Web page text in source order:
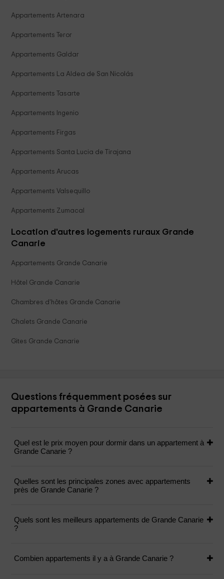
Appartements Artenara
Appartements Teror
Appartements Galdar
Appartements La Aldea de San Nicolás
Appartements Tasarte
Appartements Ingenio
Appartements Firgas
Appartements Santa Lucia de Tirajana
Appartements Arucas
Appartements Valsequillo
Appartements Zumacal
Location d'autres logements ruraux Grande
Canarie
Appartements Grande Canarie
Hôtel Grande Canarie
Chambres d'hôtes Grande Canarie
Chalets Grande Canarie
Gites Grande Canarie
Questions fréquemment posées sur
appartements à Grande Canarie
Quel est le prix moyen pour dormir dans un appartement à
Grande Canarie ?
Quelles sont les principales zones avec appartements
près de Grande Canarie ?
Quels sont les meilleurs appartements de Grande Canarie
?
Combien appartements il y a à Grande Canarie ?